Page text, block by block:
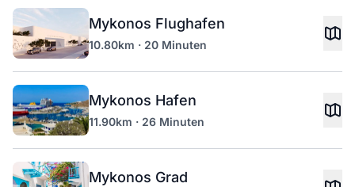
Mykonos Flughafen
10.80km · 20 Minuten
Mykonos Hafen
11.90km · 26 Minuten
Mykonos Grad